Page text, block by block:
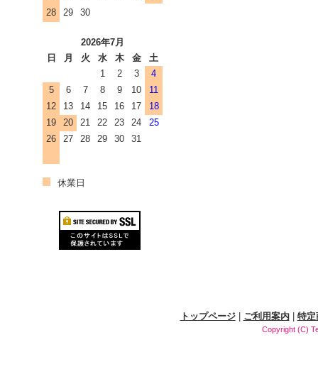
28
29 30
2026年7月
日
月 火 水 木 金
土
1
2 3
4
5
6 7 8 9 10
11
12
13 14 15 16 17
18
19
20 21 22 23 24
25
26
27 28 29 30 31
休業日
トップページ ご利用案内 特定
Copyright (C)